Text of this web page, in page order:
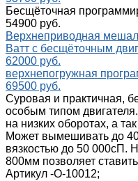
Бесщёточная
54900 руб.
Верхнеприводная
Ватт с бесщёточным
62000 руб.
верхнепогружная
69500 руб.
Суровая и практичная,
особым типом
на низких оборотах, а
Может вымешивать до
вязкостью до 50 000сП.
800мм позволяет
Артикул -О-10012;